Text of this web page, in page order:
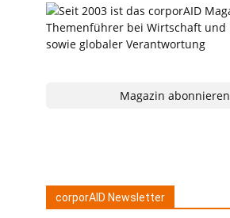
Magazin abonnieren
corporAID Newsletter